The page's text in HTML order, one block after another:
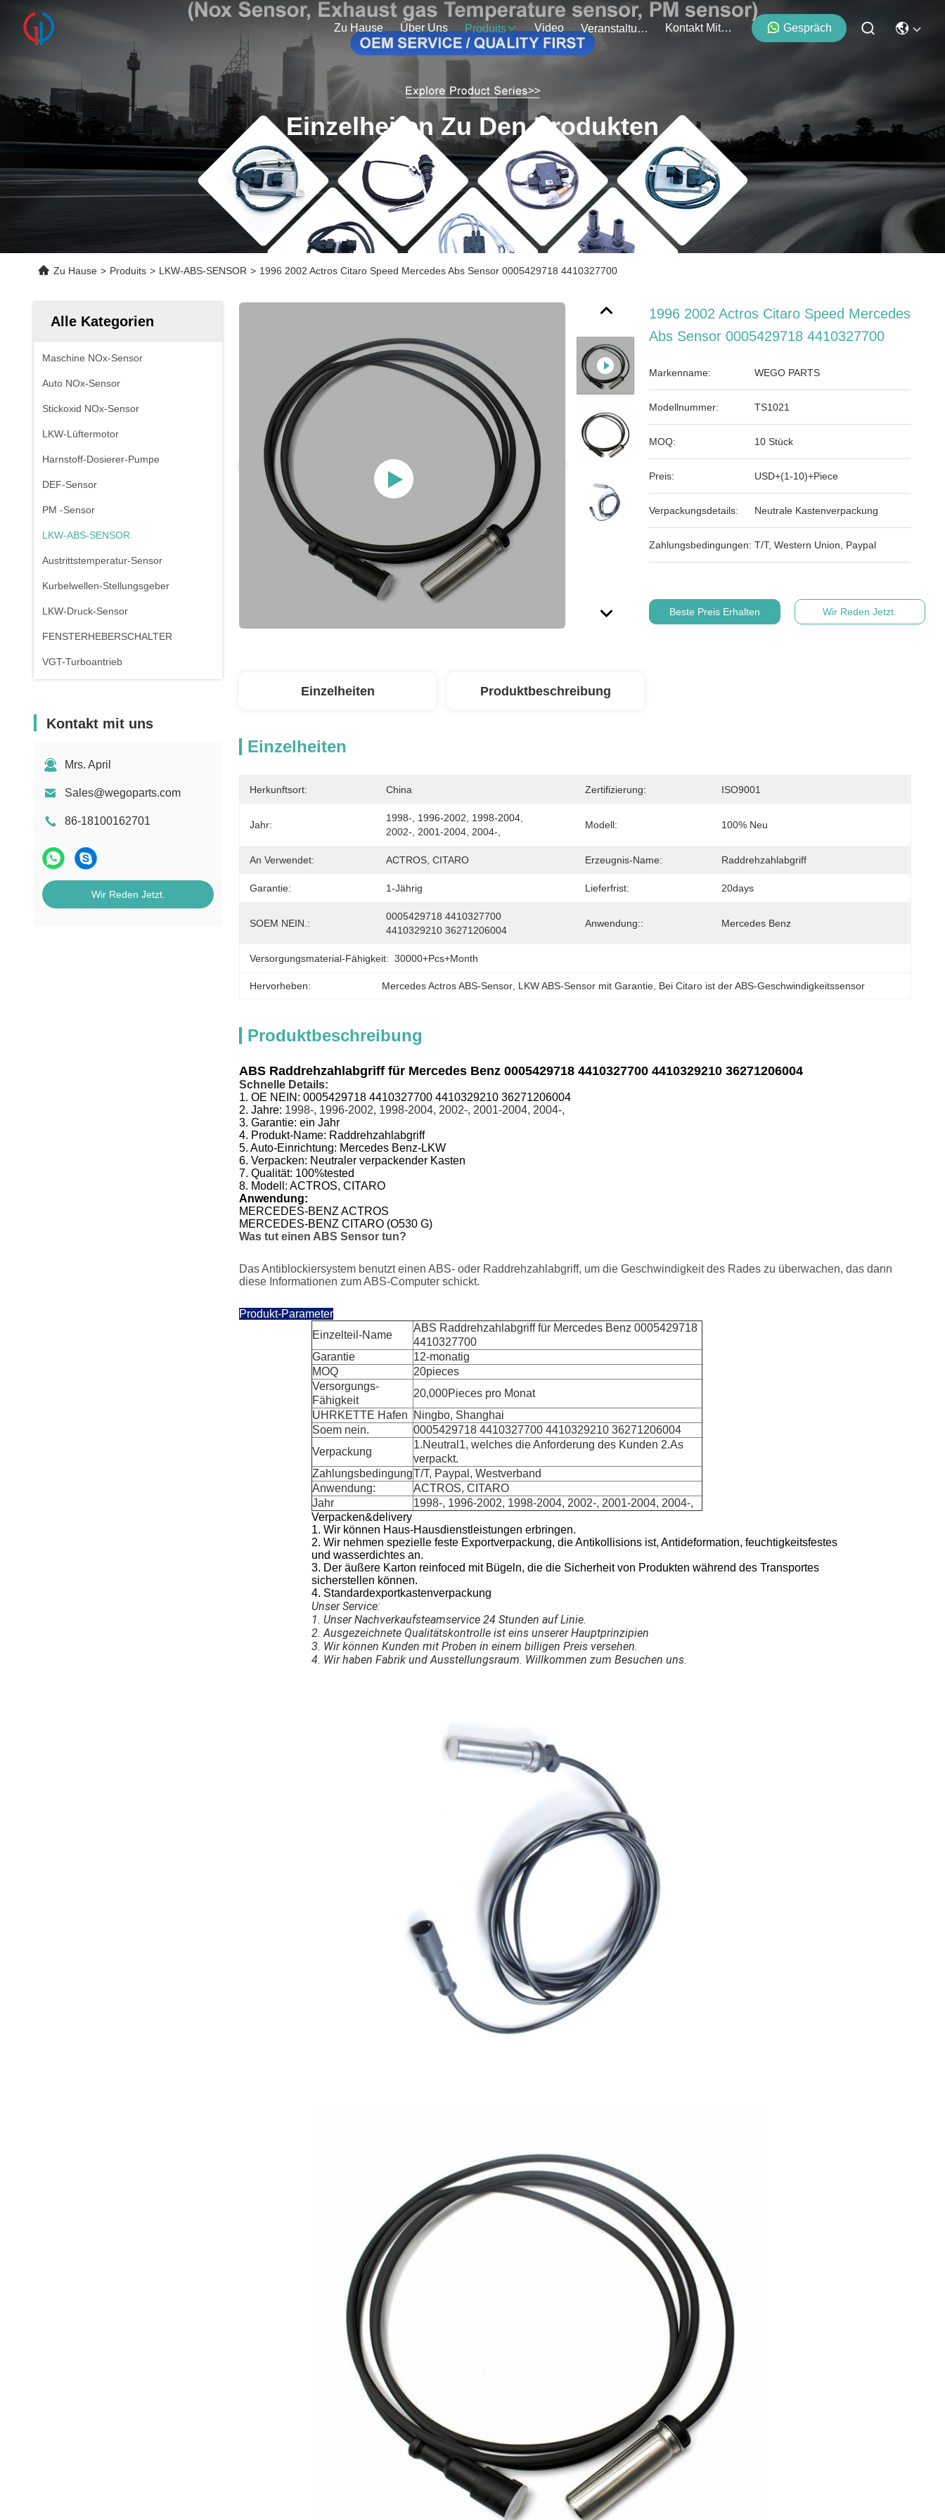
Zu Hause Über Uns Produits Video Veranstaltungen Kontakt Mit Uns Gespräch
Einzelheiten Zu Den Produkten
Zu Hause > Produits > LKW-ABS-SENSOR > 1996 2002 Actros Citaro Speed Mercedes Abs Sensor 0005429718 4410327700
Alle Kategorien
Maschine NOx-Sensor
Auto NOx-Sensor
Stickoxid NOx-Sensor
LKW-Lüftermotor
Harnstoff-Dosierer-Pumpe
DEF-Sensor
PM -Sensor
LKW-ABS-SENSOR
Austrittstemperatur-Sensor
Kurbelwellen-Stellungsgeber
LKW-Druck-Sensor
FENSTERHEBERSCHALTER
VGT-Turboantrieb
Kontakt mit uns
Mrs. April
Sales@wegoparts.com
86-18100162701
Wir Reden Jetzt.
1996 2002 Actros Citaro Speed Mercedes
Abs Sensor 0005429718 4410327700
Markenname: WEGO PARTS
Modellnummer: TS1021
MOQ: 10 Stück
Preis: USD+(1-10)+Piece
Verpackungsdetails: Neutrale Kastenverpackung
Zahlungsbedingungen: T/T, Western Union, Paypal
Beste Preis Erhalten Wir Reden Jetzt.
Einzelheiten Produktbeschreibung
Einzelheiten
Herkunftsort: China Zertifizierung: ISO9001
Jahr:
1998-, 1996-2002, 1998-2004,
2002-, 2001-2004, 2004-,
Modell: 100% Neu
An Verwendet: ACTROS, CITARO Erzeugnis-Name: Raddrehzahlabgriff
Garantie: 1-Jährig Lieferfrist: 20days
SOEM NEIN.:
0005429718 4410327700
4410329210 36271206004
Anwendung:: Mercedes Benz
Versorgungsmaterial-Fähigkeit: 30000+Pcs+Month
Hervorheben: Mercedes Actros ABS-Sensor LKW ABS-Sensor mit Garantie Bei Citaro ist der ABS-Geschwindigkeitssensor
Produktbeschreibung
ABS Raddrehzahlabgriff für Mercedes Benz 0005429718 4410327700 4410329210 36271206004
Schnelle Details:
1. OE NEIN: 0005429718 4410327700 4410329210 36271206004
2. Jahre: 1998-, 1996-2002, 1998-2004, 2002-, 2001-2004, 2004-,
3. Garantie: ein Jahr
4. Produkt-Name: Raddrehzahlabgriff
5. Auto-Einrichtung: Mercedes Benz-LKW
6. Verpacken: Neutraler verpackender Kasten
7. Qualität: 100%tested
8. Modell: ACTROS, CITARO
Anwendung:
MERCEDES-BENZ ACTROS
MERCEDES-BENZ CITARO (O530 G)
Was tut einen ABS Sensor tun?
Das Antiblockiersystem benutzt einen ABS- oder Raddrehzahlabgriff, um die Geschwindigkeit des Rades zu überwachen, das dann
diese Informationen zum ABS-Computer schickt.
Produkt-Parameter
Einzelteil-Name
ABS Raddrehzahlabgriff für Mercedes Benz 0005429718
4410327700
Garantie
12-monatig
MOQ
20pieces
Versorgungs-
Fähigkeit
20,000Pieces pro Monat
UHRKETTE Hafen
Ningbo, Shanghai
Soem nein.
0005429718 4410327700 4410329210 36271206004
Verpackung
1.Neutral1, welches die Anforderung des Kunden 2.As
verpackt.
ZahlungsbedingungT/T, Paypal, Westverband
Anwendung:
ACTROS, CITARO
Jahr
1998-, 1996-2002, 1998-2004, 2002-, 2001-2004, 2004-,
Verpacken&delivery
1. Wir können Haus-Hausdienstleistungen erbringen.
2. Wir nehmen spezielle feste Exportverpackung, die Antikollisions ist, Antideformation, feuchtigkeitsfestes
und wasserdichtes an.
3. Der äußere Karton reinfoced mit Bügeln, die die Sicherheit von Produkten während des Transportes
sicherstellen können.
4. Standardexportkastenverpackung
Unser Service:
1. Unser Nachverkaufsteamservice 24 Stunden auf Linie.
2. Ausgezeichnete Qualitätskontrolle ist eins unserer Hauptprinzipien
3. Wir können Kunden mit Proben in einem billigen Preis versehen.
4. Wir haben Fabrik und Ausstellungsraum. Willkommen zum Besuchen uns.